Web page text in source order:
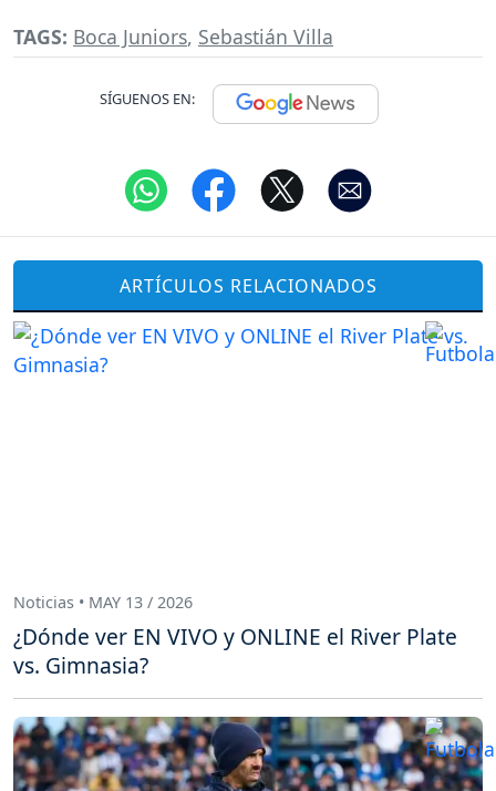
TAGS: Boca Juniors, Sebastián Villa
SÍGUENOS EN:
ARTÍCULOS RELACIONADOS
Noticias • MAY 13 / 2026
¿Dónde ver EN VIVO y ONLINE el River Plate
vs. Gimnasia?